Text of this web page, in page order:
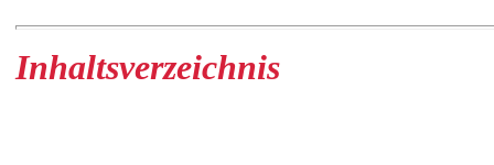
Inhaltsverzeichnis